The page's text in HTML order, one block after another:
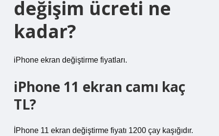
değişim ücreti ne
kadar?
iPhone ekran değiştirme fiyatları.
iPhone 11 ekran camı kaç
TL?
İPhone 11 ekran değiştirme fiyatı 1200 çay kaşığıdır.